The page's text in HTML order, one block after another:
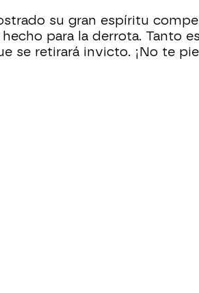
su gran espíritu
para la derrota. Tanto
se retirará invicto. ¡No te